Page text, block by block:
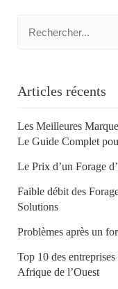
Articles récents
Les Meilleures
Le Guide Complet
Le Prix d’un Forage
Faible débit des
Solutions
Problèmes après un
Top 10 des
Afrique de l’Ouest